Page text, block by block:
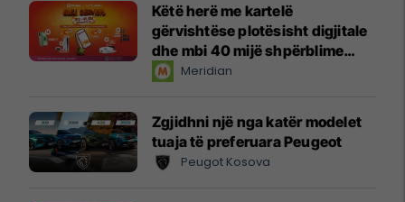
Këtë herë me kartelë
gërvishtëse plotësisht digjitale
dhe mbi 40 mijë shpërblime
instant!Meridian
Zgjidhni një nga katër modelet
tuaja të preferuara Peugeot
Peugot Kosova